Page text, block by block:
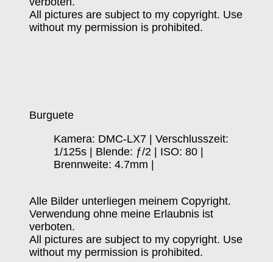
All pictures are subject to my copyright. Use
without my permission is prohibited.
Burguete
Kamera: DMC-LX7 | Verschlusszeit:
1/125s | Blende: ƒ/2 | ISO: 80 |
Brennweite: 4.7mm |
Alle Bilder unterliegen meinem Copyright.
Verwendung ohne meine Erlaubnis ist
verboten.
All pictures are subject to my copyright. Use
without my permission is prohibited.